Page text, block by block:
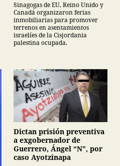
Sinagogas de EU, Reino Unido y
Canadá organizaron ferias
inmobiliarias para promover
terrenos en asentamientos
israelíes de la Cisjordania
palestina ocupada.
Dictan prisión preventiva
a exgobernador de
Guerrero, Ángel “N”, por
caso Ayotzinapa